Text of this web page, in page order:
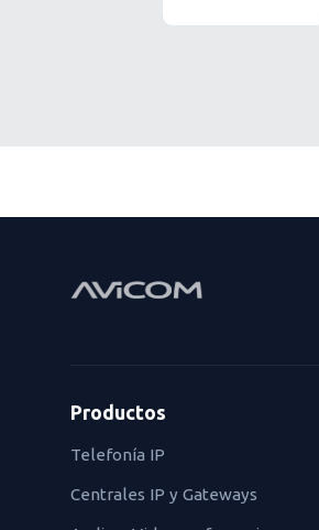
Productos
Telefonía IP
Centrales IP y Gateways